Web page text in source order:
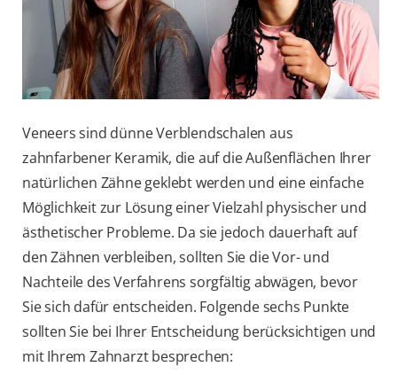
AT (DE)
Veneers sind dünne Verblendschalen aus
zahnfarbener Keramik, die auf die Außenflächen Ihrer
natürlichen Zähne geklebt werden und eine einfache
Möglichkeit zur Lösung einer Vielzahl physischer und
ästhetischer Probleme. Da sie jedoch dauerhaft auf
den Zähnen verbleiben, sollten Sie die Vor- und
Nachteile des Verfahrens sorgfältig abwägen, bevor
Sie sich dafür entscheiden. Folgende sechs Punkte
sollten Sie bei Ihrer Entscheidung berücksichtigen und
mit Ihrem Zahnarzt besprechen: